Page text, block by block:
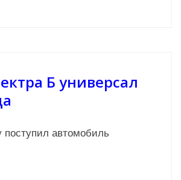
Б универсал
поступил автомобиль